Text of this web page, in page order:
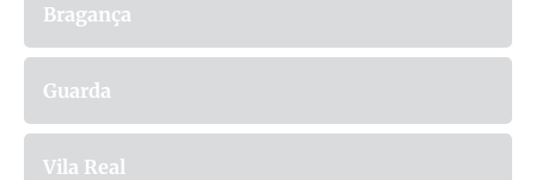
Bragança
Guarda
Vila Real